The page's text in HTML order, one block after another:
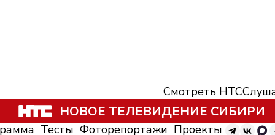
Смотреть НТС
НОВОЕ ТЕЛЕВИДЕНИЕ СИБИРИ
Тесты Фоторепортажи Проекты